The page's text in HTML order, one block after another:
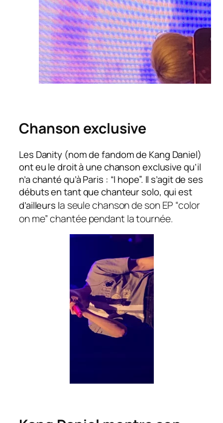
Chanson exclusive
Les Danity (nom de fandom de Kang Daniel)
ont eu le droit à une chanson exclusive qu’il
n’a chanté qu’à Paris : “I hope”. Il s’agit de ses
débuts en tant que chanteur solo, qui est
d’ailleurs la seule chanson de son EP “color
on me” chantée pendant la tournée.